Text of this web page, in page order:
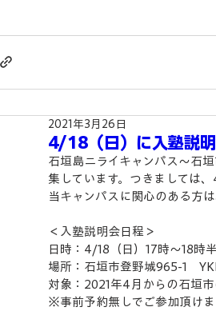
4/18（日）に入塾説明
2021年3月26日
石垣島ニライキャンパス～石
集しています。つきましては
当キャンパスに関心のある方
＜入塾説明会日程＞
日時：4/18（日）17時～18時半
場所：石垣市登野城965-1　
対象：2021年4月からの石垣
※事前予約無しでご参加頂けま